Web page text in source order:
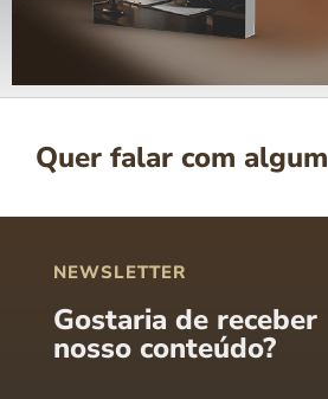
Quer falar com
NEWSLETTER
Gostaria de receber
nosso conteúdo?